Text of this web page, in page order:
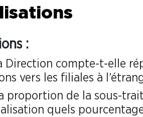
:
Direction compte-t-elle
vers les filiales à
proportion de la sous-
quels